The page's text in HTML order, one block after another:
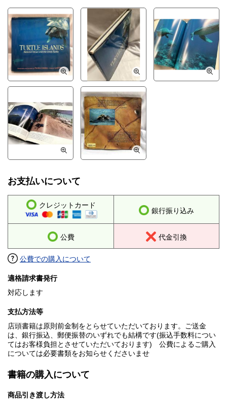
お支払いについて
クレジットカード
銀行振り込み
公費 代金引換
公費での購入について
適格請求書発行
対応します
支払方法等
店頭書籍は原則前金制をとらせていただいております。ご送金
は、銀行振込、郵便振替のいずれでも結構です(振込手数料につい
てはお客様負担とさせていただいております) 公費によるご購入
については必要書類をお知らせくださいませ
書籍の購入について
商品引き渡し方法